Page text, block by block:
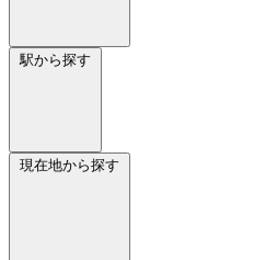
駅から探す
現在地から探す